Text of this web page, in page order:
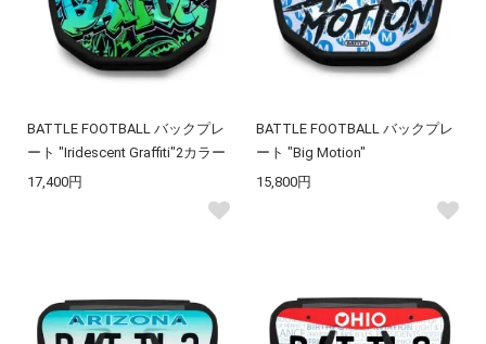
BATTLE FOOTBALL バックプレ
ート "Iridescent Graffiti"2カラー
17,400円
BATTLE FOOTBALL バックプレ
ート "Big Motion"
15,800円